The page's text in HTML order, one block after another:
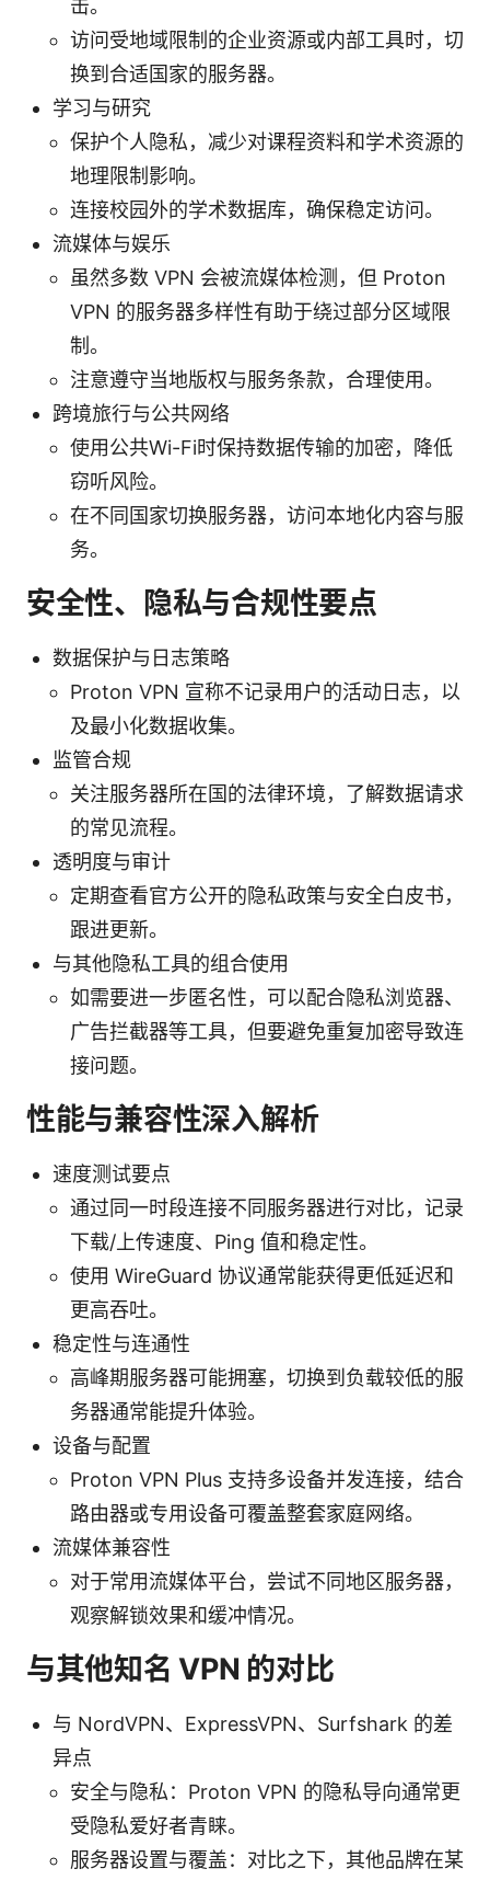
击。
访问受地域限制的企业资源或内部工具时，切
换到合适国家的服务器。
学习与研究
保护个人隐私，减少对课程资料和学术资源的
地理限制影响。
连接校园外的学术数据库，确保稳定访问。
流媒体与娱乐
虽然多数 VPN 会被流媒体检测，但 Proton
VPN 的服务器多样性有助于绕过部分区域限
制。
注意遵守当地版权与服务条款，合理使用。
跨境旅行与公共网络
使用公共Wi-Fi时保持数据传输的加密，降低
窃听风险。
在不同国家切换服务器，访问本地化内容与服
务。
安全性、隐私与合规性要点
数据保护与日志策略
Proton VPN 宣称不记录用户的活动日志，以
及最小化数据收集。
监管合规
关注服务器所在国的法律环境，了解数据请求
的常见流程。
透明度与审计
定期查看官方公开的隐私政策与安全白皮书，
跟进更新。
与其他隐私工具的组合使用
如需要进一步匿名性，可以配合隐私浏览器、
广告拦截器等工具，但要避免重复加密导致连
接问题。
性能与兼容性深入解析
速度测试要点
通过同一时段连接不同服务器进行对比，记录
下载/上传速度、Ping 值和稳定性。
使用 WireGuard 协议通常能获得更低延迟和
更高吞吐。
稳定性与连通性
高峰期服务器可能拥塞，切换到负载较低的服
务器通常能提升体验。
设备与配置
Proton VPN Plus 支持多设备并发连接，结合
路由器或专用设备可覆盖整套家庭网络。
流媒体兼容性
对于常用流媒体平台，尝试不同地区服务器，
观察解锁效果和缓冲情况。
与其他知名 VPN 的对比
与 NordVPN、ExpressVPN、Surfshark 的差
异点
安全与隐私：Proton VPN 的隐私导向通常更
受隐私爱好者青睐。
服务器设置与覆盖：对比之下，其他品牌在某